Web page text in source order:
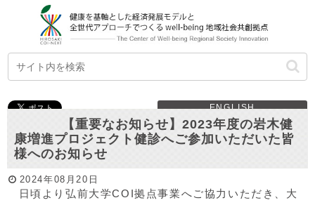
ENGLISH
【重要なお知らせ】2023年度の岩木健
康増進プロジェクト健診へご参加いただいた皆
様へのお知らせ
2024年08月20日
日頃より弘前大学COI拠点事業へご協力いただき、大